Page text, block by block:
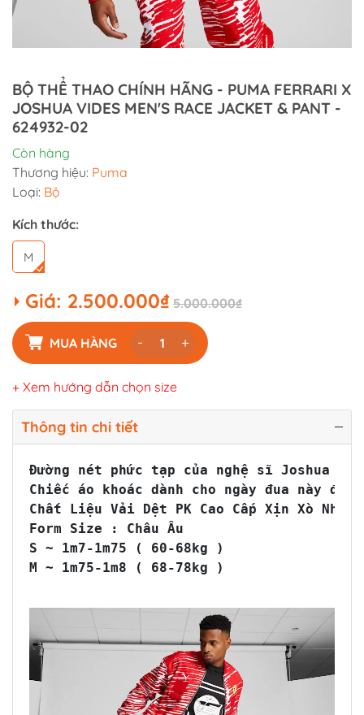
BỘ THỂ THAO CHÍNH HÃNG - PUMA FERRARI X
JOSHUA VIDES MEN'S RACE JACKET & PANT -
624932-02
Còn hàng
Thương hiệu: Puma
Loại: Bộ
Kích thước:
M
Giá: 2.500.000₫ 5.000.000₫
MUA HÀNG - +
+ Xem hướng dẫn chọn size
Thông tin chi tiết
Đường nét phức tạp của nghệ sĩ Joshua
Chiếc áo khoác dành cho ngày đua này
Chất Liệu Vải Dệt PK Cao Cấp Xịn Xò
Form Size : Châu Âu
S ~ 1m7-1m75 ( 60-68kg )
M ~ 1m75-1m8 ( 68-78kg )